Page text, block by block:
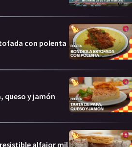
con polenta
queso y jamón
alfajor mil